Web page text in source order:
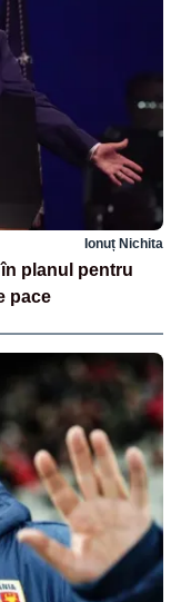
Ionuț Nichita
planul pentru
pace